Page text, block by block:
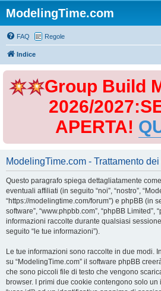
ModelingTime.com
FAQ Regole
Indice
Group Build
2026/
APERTA!
ModelingTime.com - Trattamento
Questo paragrafo spiega dettagliatamente
eventuali affiliati (in seguito “noi”, “nostro”,
“https://modelingtime.com/forum”) e phpBB (in
software”, “www.phpbb.com”, “phpBB Limited”,
informazioni raccolte durante qualsiasi
seguito “le tue informazioni”).
Le tue informazioni sono raccolte in due modi.
su “ModelingTime.com” il software phpBB
che sono piccoli file di testo che vengono
browser. I primi due cookie contengono solo